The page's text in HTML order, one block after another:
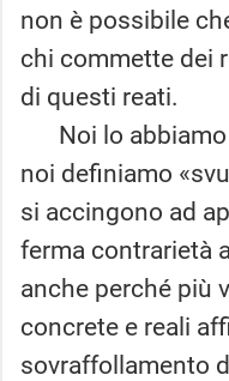
non è possibile
chi commette dei
di questi reati.
Noi lo abbiamo
noi definiamo
si accingono ad
ferma contrarietà
anche perché più
concrete e reali
sovraffollamento